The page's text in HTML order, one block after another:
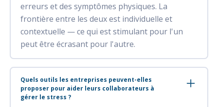
erreurs et des symptômes physiques. La
frontière entre les deux est individuelle et
contextuelle — ce qui est stimulant pour l'un
peut être écrasant pour l'autre.
Quels outils les entreprises peuvent-elles
proposer pour aider leurs collaborateurs à
gérer le stress ?